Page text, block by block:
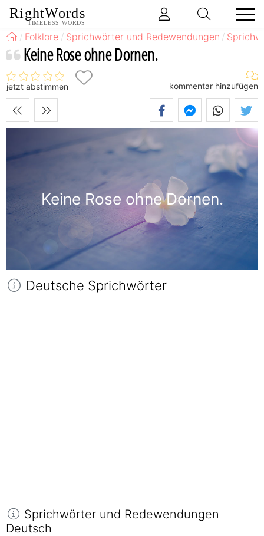
RightWords
TIMELESS WORDS
Folklore Sprichwörter und Redewendungen
Keine Rose ohne Dornen.
jetzt abstimmen kommentar hinzufügen
Keine Rose ohne Dornen.
Deutsche Sprichwörter
Sprichwörter und Redewendungen
Deutsch